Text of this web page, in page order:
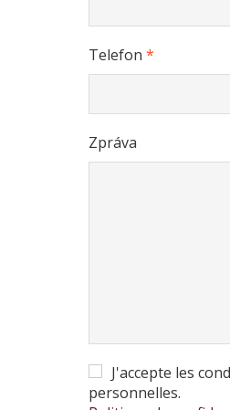
Telefon *
Zpráva
J'accepte les
personnelles.